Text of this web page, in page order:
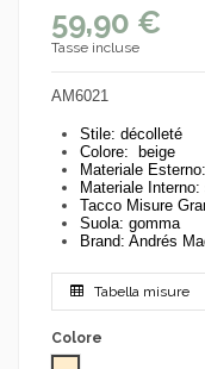
59,90 €
Tasse incluse
AM6021
Stile: décolleté
Colore: beige
Materiale
Materiale
Tacco Misure
Suola: gomma
Brand: Andrés
Tabella misure
Colore